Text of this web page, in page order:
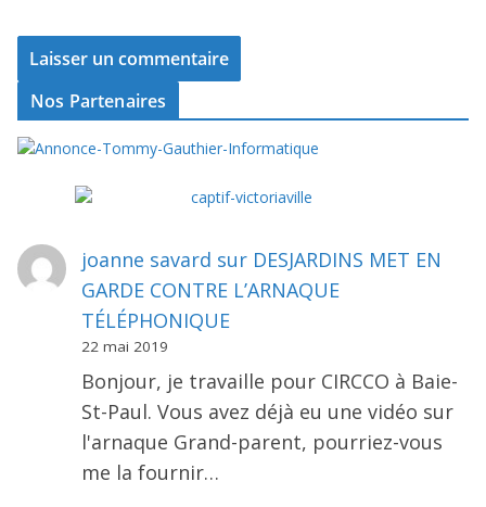
Nos Partenaires
joanne savard sur DESJARDINS MET EN
GARDE CONTRE L’ARNAQUE
TÉLÉPHONIQUE
22 mai 2019
Bonjour, je travaille pour CIRCCO à Baie-
St-Paul. Vous avez déjà eu une vidéo sur
l'arnaque Grand-parent, pourriez-vous
me la fournir…